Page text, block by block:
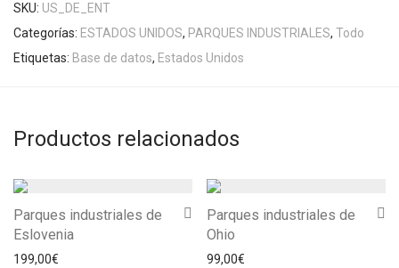
SKU: US_DE_ENT
Categorías: ESTADOS UNIDOS, PARQUES INDUSTRIALES, Todo
Etiquetas: Base de datos, Estados Unidos
Productos relacionados
Parques industriales de
Eslovenia
199,00€
Parques industriales de
Ohio
99,00€